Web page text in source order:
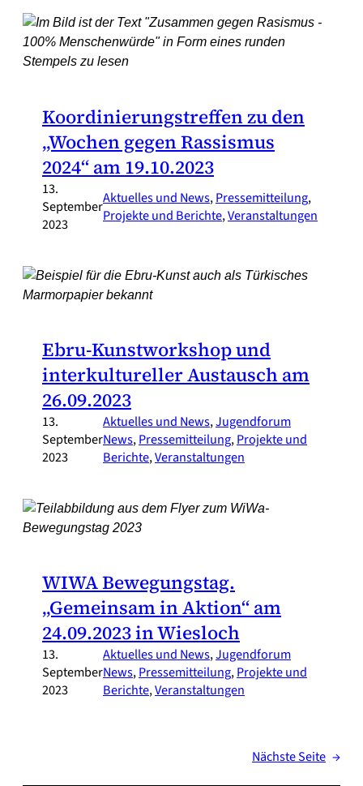
Koordinierungstreffen zu den
„Wochen gegen Rassismus
2024“ am 19.10.2023
13.
September
2023
Aktuelles und News, Pressemitteilung
Projekte und Berichte, Veranstaltungen
Ebru-Kunstworkshop und
interkultureller Austausch am
26.09.2023
13.
September
2023
Aktuelles und News, Jugendforum
News, Pressemitteilung, Projekte und
Berichte, Veranstaltungen
WIWA Bewegungstag.
„Gemeinsam in Aktion“ am
24.09.2023 in Wiesloch
13.
September
2023
Aktuelles und News, Jugendforum
News, Pressemitteilung, Projekte und
Berichte, Veranstaltungen
Nächste Seite →